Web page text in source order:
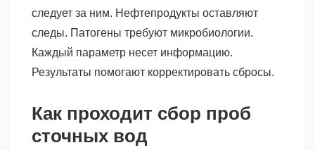
следует за ним. Нефтепродукты оставляют
следы. Патогены требуют микробиологии.
Каждый параметр несет информацию.
Результаты помогают корректировать сбросы.
Как проходит сбор проб
сточных вод